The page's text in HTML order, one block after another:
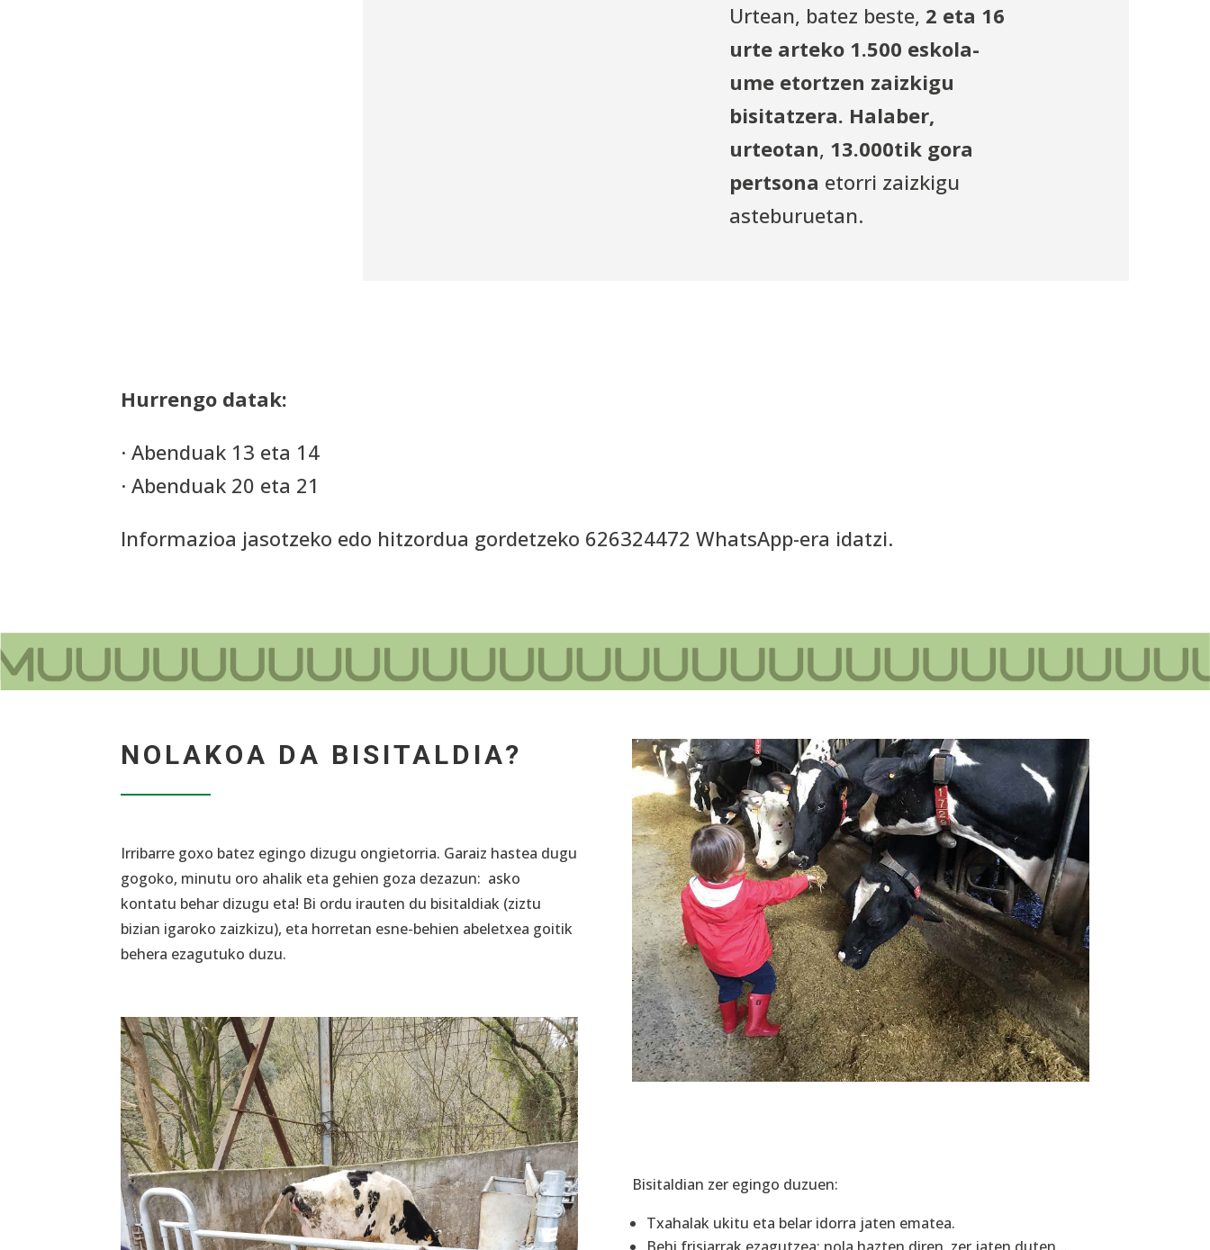
Urtean, batez beste, 2 eta 16
urte arteko 1.500 eskola-
ume etortzen zaizkigu
bisitatzera. Halaber,
urteotan, 13.000tik gora
pertsona etorri zaizkigu
asteburuetan.
Hurrengo datak:
· Abenduak 13 eta 14
· Abenduak 20 eta 21
Informazioa jasotzeko edo hitzordua gordetzeko 626324472 WhatsApp-era idatzi.
NOLAKOA DA BISITALDIA?
Irribarre goxo batez egingo dizugu ongietorria. Garaiz hastea dugu
gogoko, minutu oro ahalik eta gehien goza dezazun: asko
kontatu behar dizugu eta! Bi ordu irauten du bisitaldiak (ziztu
bizian igaroko zaizkizu), eta horretan esne-behien abeletxea goitik
behera ezagutuko duzu.
Bisitaldian zer egingo duzuen:
Txahalak ukitu eta belar idorra jaten ematea.